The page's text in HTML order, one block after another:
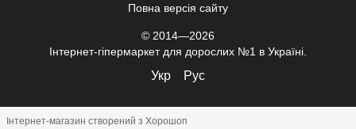
Повна версія сайту
© 2014—2026
Інтернет-гіпермаркет для дорослих №1 в Україні.
Укр Рус
Інтернет-магазин створений з Хорошоп